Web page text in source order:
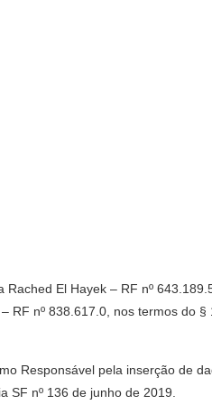
El Hayek – RF nº
nº 838.617.0, nos termos do §
Responsável pela inserção de
SF nº 136 de junho de 2019.